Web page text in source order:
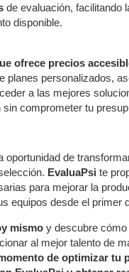
de evaluación, facilitando
disponible.
ofrece precios
planes personalizados,
a las mejores
sin comprometer tu
oportunidad de
EvaluaPsi te
para mejorar la
equipos desde el primer
mismo y descubre cómo
al mejor talento de
de optimizar tu